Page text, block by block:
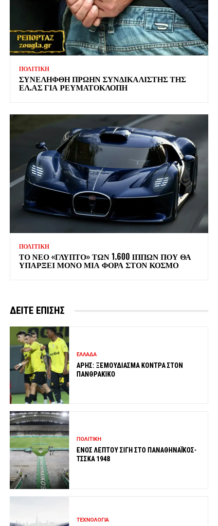
ΠΟΛΙΤΙΚΗ
ΣΥΝΕΛΗΦΘΗ ΠΡΩΗΝ ΣΥΝΔΙΚΑΛΙΣΤΗΣ ΤΗΣ
ΕΛ.ΑΣ ΓΙΑ ΡΕΥΜΑΤΟΚΛΟΠΗ
ΠΟΛΙΤΙΚΗ
ΤΟ ΝΕΟ «ΓΛΥΠΤΟ» ΤΩΝ 1.600 ΙΠΠΩΝ ΠΟΥ ΘΑ
ΥΠΑΡΞΕΙ ΜΟΝΟ ΜΙΑ ΦΟΡΑ ΣΤΟΝ ΚΟΣΜΟ
ΔΕΙΤΕ ΕΠΙΣΗΣ
ΕΛΛΑΔΑ
ΑΡΗΣ: ΞΕΜΟΥΔΙΑΣΜΑ ΚΟΝΤΡΑ ΣΤΟΝ
ΠΑΝΘΡΑΚΙΚΟ
ΠΟΛΙΤΙΚΗ
ΕΝΟΣ ΛΕΠΤΟΥ ΣΙΓΗ ΣΤΟ ΠΑΝΑΘΗΝΑΪΚΟΣ-
ΤΣΣΚΑ 1948
ΤΕΧΝΟΛΟΓΙΑ